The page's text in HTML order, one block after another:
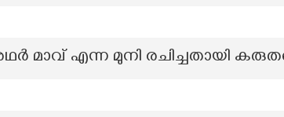
മാവ് എന്ന മുനി രചിച്ചതായി